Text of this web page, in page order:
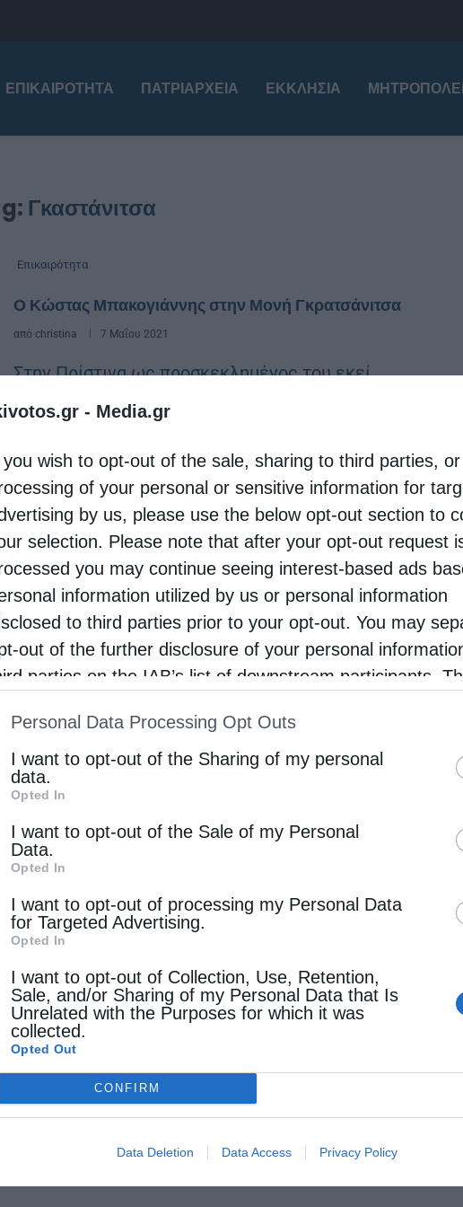
- Media.gr
you wish to opt-out of the sale, sharing to third parties, or
of your personal or sensitive information for
by us, please use the below opt-out section to
selection. Please note that after your opt-out request
you may continue seeing interest-based ads
information utilized by us or personal information
to third parties prior to your opt-out. You may
out of the further disclosure of your personal
parties on the IAB’s list of downstream participants.
List of Downstream Participantsthat may further
third parties.
Personal Data Processing Opt Outs
I want to opt-out of the Sharing of my personal
data.
Opted In
I want to opt-out of the Sale of my Personal
Data.
Opted In
I want to opt-out of processing my Personal Data
for Targeted Advertising.
Opted In
I want to opt-out of Collection, Use, Retention,
Sale, and/or Sharing of my Personal Data that Is
Unrelated with the Purposes for which it was
collected.
Opted Out
CONFIRM
Data Deletion Data Access Privacy Policy
ΕΠΙΚΑΙΡΌΤΗΤΑ ΠΑΤΡΙΑΡΧΕΊΑ ΕΚΚΛΗΣΊΑ
Γκαστάνιτσα
Επικαιρότητα
Ο Κώστας Μπακογιάννης στην Μονή Γκρατσάνιτσα
από christina 7 Μαΐου 2021
Στην Πρίστινα ως προσκεκλημένος του εκεί
Δημάρχου επέστρεψε ο Δήμαρχος Αθηναίων, Κώστας
όταν και θήτευε στην Παγκόσμια Τράπεζα. Μάλιστα, ο
Δήμαρχος είχε …